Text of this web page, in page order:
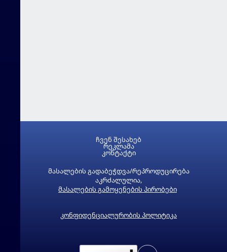
მასალების გადაბეჭდვა/რეპროდუცირება
აკრძალულია,
მასალების გამოყენების პირობები
კონფიდენციალურობის პოლიტიკა
ჩვენ შესახებ
რეკლამა
კონტაქტი